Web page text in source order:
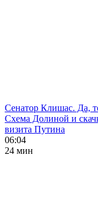
Сенатор Клишас. Да,
Схема Долиной и
визита Путина
06:04
24 мин